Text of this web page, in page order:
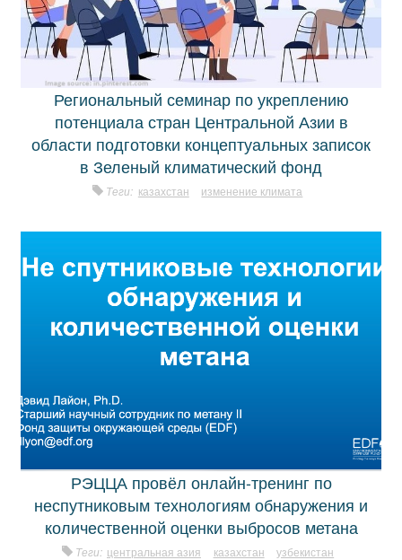
Региональный семинар по укреплению
потенциала стран Центральной Азии в
области подготовки концептуальных записок
в Зеленый климатический фонд
Теги: казахстан изменение климата
РЭЦЦА провёл онлайн-тренинг по
неспутниковым технологиям обнаружения и
количественной оценки выбросов метана
Теги: центральная азия казахстан
узбекистан